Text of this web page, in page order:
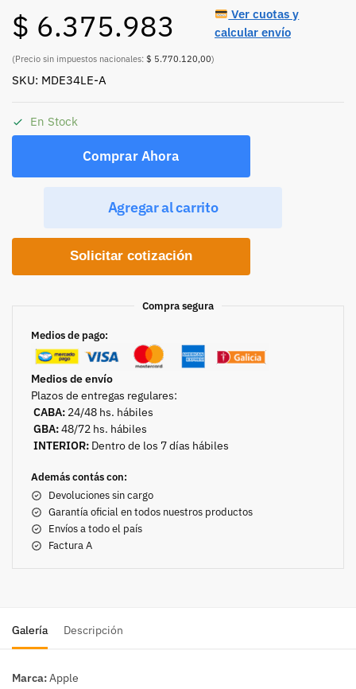
$ 6.375.983
(Precio sin impuestos nacionales: $ 5.770.120,00)
Ver cuotas y
calcular envío
SKU: MDE34LE-A
En Stock
Comprar Ahora
Agregar al carrito
Solicitar cotización
Compra segura
Medios de pago:
Medios de envío
Plazos de entregas regulares:
CABA: 24/48 hs. hábiles
GBA:48/72 hs. hábiles
INTERIOR:Dentro de los 7 días hábiles
Además contás con:
Devoluciones sin cargo
Garantía oficial en todos nuestros productos
Envíos a todo el país
Factura A
Galería Descripción
Marca:Apple